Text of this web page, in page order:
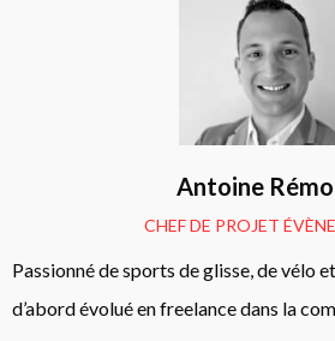
Antoine
CHEF DE PROJET
Passionné de sports de glisse, de vélo
d’abord évolué en freelance dans la